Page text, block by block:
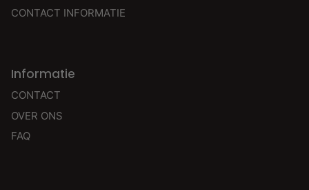
CONTACT INFORMATIE
Informatie
CONTACT
OVER ONS
FAQ